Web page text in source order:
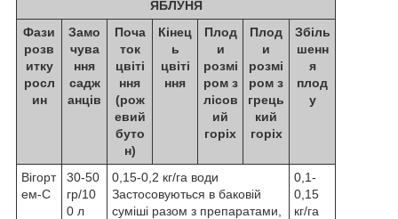
ЯБЛУНЯ
Фази
розв
итку
росл
ин
Замо
чува
ння
садж
анців
Поча
ток
цвіті
ння
(рож
евий
буто
н)
Кінец
ь
цвіті
ння
Плод
и
розмі
ром з
лісов
ий
горіх
Плод
и
розмі
ром з
грець
кий
горіх
Збіль
шенн
я
плод
у
Вігорт
ем-С
30-50
гр/10
0 л
0,15-0,2 кг/га води
Застосовуються в баковій
суміші разом з препаратами,
0,1-
0,15
кг/га